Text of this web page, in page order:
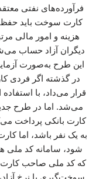
فرآورده‌های نفتی
کارت سوخت باید حفظ
هزینه و امور مالی
دیگران آزاد حساب
این طرح به‌صورت
در گذشته اگر فردی
قرار می‌داد، با
می‌شد. اما در طرح
کارت بانکی پرداخت
به یک نفر باشد، اما
شود، سامانه کد ملی
که کد ملی صاحب کارت